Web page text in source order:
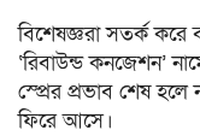
বিশেষজ্ঞরা সতর্ক করে
‘রিবাউন্ড কনজেশন’
স্প্রের প্রভাব শেষ
ফিরে আসে।